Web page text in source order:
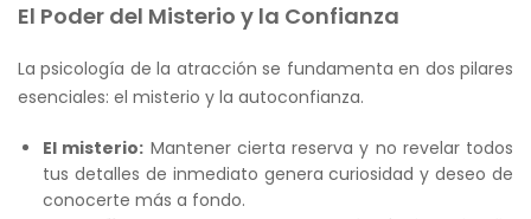
El Poder del Misterio y la Confianza
La psicología de la atracción se fundamenta en dos pilares
esenciales: el misterio y la autoconfianza.
El misterio: Mantener cierta reserva y no revelar todos
tus detalles de inmediato genera curiosidad y deseo de
conocerte más a fondo.